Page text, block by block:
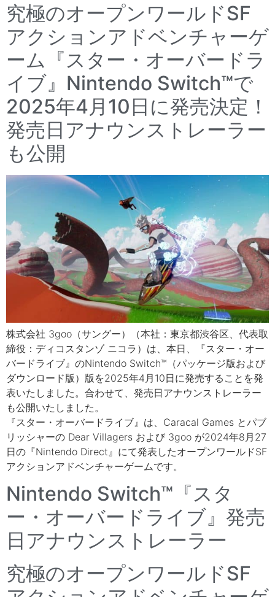
究極のオープンワールドSF
アクションアドベンチャーゲ
ーム『スター・オーバードラ
イブ』Nintendo Switch™で
2025年4月10日に発売決定！
発売日アナウンストレーラー
も公開
株式会社 3goo（サングー）（本社：東京都渋谷区、代表取
締役：ディコスタンゾ ニコラ）は、本日、『スター・オー
バードライブ』のNintendo Switch™（パッケージ版および
ダウンロード版）版を2025年4月10日に発売することを発
表いたしました。合わせて、発売日アナウンストレーラー
も公開いたしました。
『スター・オーバードライブ』は、Caracal Games とパブ
リッシャーの Dear Villagers および 3goo が2024年8月27
日の『Nintendo Direct』にて発表したオープンワールドSF
アクションアドベンチャーゲームです。
Nintendo Switch™『スタ
ー・オーバードライブ』発売
日アナウンストレーラー
究極のオープンワールドSF